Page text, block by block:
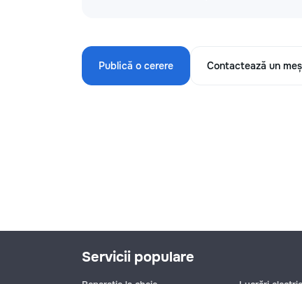
Publică o cerere Contactează un
Servicii populare